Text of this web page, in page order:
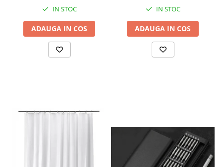
IN STOC
ADAUGA IN COS
IN STOC
ADAUGA IN COS